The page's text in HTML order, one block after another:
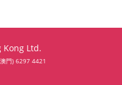
Kong Ltd.
門) 6297 4421